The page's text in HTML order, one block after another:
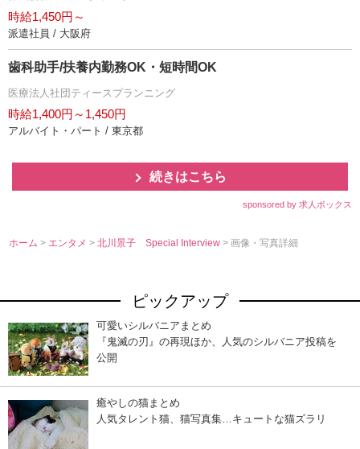
時給1,450円～
派遣社員 / 大阪府
歯科助手/扶養内勤務OK・短時間OK
医療法人社団ティースプランニング
時給1,400円～1,450円
アルバイト・パート / 東京都
続きはこちら
sponsored by 求人ボックス
ホーム > エンタメ>北川景子 Special Interview> 画像・写真詳細
ピックアップ
可愛いシルバニアまとめ
『鬼滅の刃』の再現ほか、人気のシルバニア投稿を
公開
癒やしの猫まとめ
人気タレント猫、猫写真集…キュートな猫ズラリ